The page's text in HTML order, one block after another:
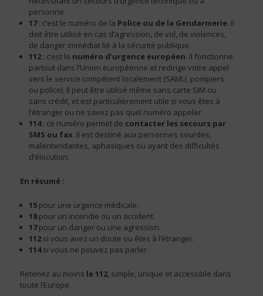
personne.
17: c’est le numéro de la Police ou de la Gendarmerie. Il
doit être utilisé en cas d’agression, de vol, de violences,
de danger immédiat lié à la sécurité publique.
112: c’est le numéro d’urgence européen. Il fonctionne
partout dans l’Union européenne et redirige votre appel
vers le service compétent localement (SAMU, pompiers
ou police). Il peut être utilisé même sans carte SIM ou
sans crédit, et est particulièrement utile si vous êtes à
l’étranger ou ne savez pas quel numéro appeler.
114: ce numéro permet de contacter les secours par
SMS ou fax. Il est destiné aux personnes sourdes,
malentendantes, aphasiques ou ayant des difficultés
d’élocution.
En résumé :
15 pour une urgence médicale.
18pour un incendie ou un accident.
17pour un danger ou une agression.
112si vous avez un doute ou êtes à l’étranger.
114si vous ne pouvez pas parler.
Retenez au moins le 112, simple, unique et accessible dans
toute l’Europe.